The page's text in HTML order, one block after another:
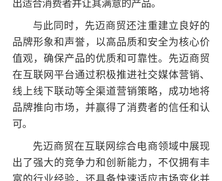
与此同时，先迈商贸还注重建立良好的
品牌形象和声誉，以高品质和安全为核心价
值观，确保产品的优质和可靠性。先迈商贸
在互联网平台通过积极推进社交媒体营销、
线上线下联动等全渠道营销策略，成功地将
品牌推向市场，并赢得了消费者的信任和认
可。
先迈商贸在互联网综合电商领域中展现
出了强大的竞争力和创新能力， 不仅拥有丰
富的行业经验，还具备快速适应市场变化并